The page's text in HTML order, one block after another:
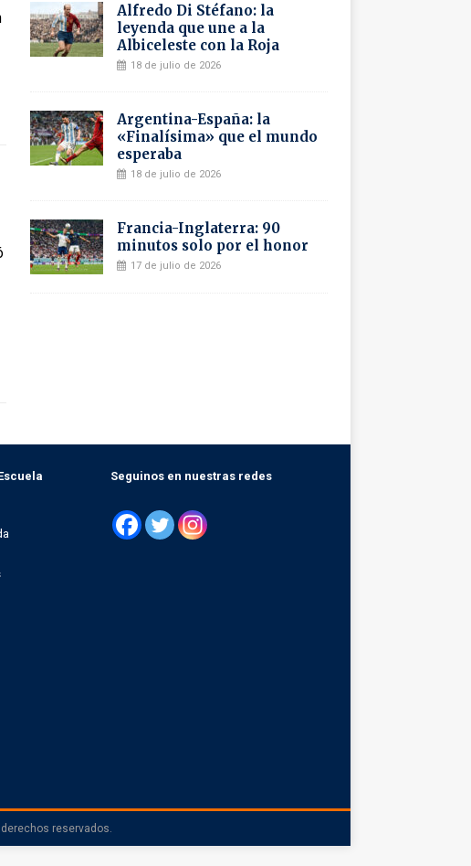
Alfredo Di Stéfano: la
leyenda que une a la
Albiceleste con la Roja
18 de julio de 2026
Argentina-España: la
«Finalísima» que el mundo
esperaba
18 de julio de 2026
Francia-Inglaterra: 90
minutos solo por el honor
17 de julio de 2026
Seguinos en nuestras redes
reservados.